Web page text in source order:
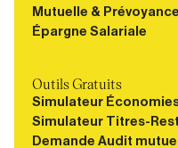
Mutuelle & Prévoyance
Épargne Salariale
Outils Gratuits
Simulateur
Simulateur Titres-
Demande Audit